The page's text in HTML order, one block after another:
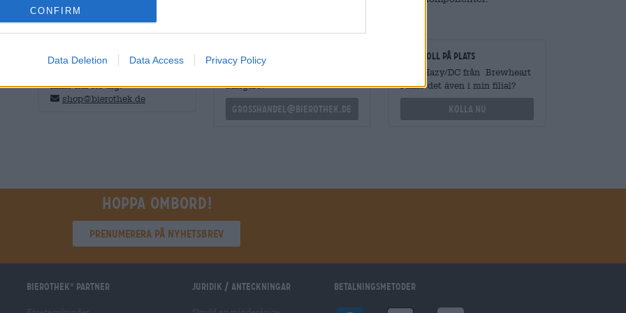
CONFIRM
Data Deletion Data Access Privacy Policy
GRATIS ÖLKONSULTATION
finns här för dig.
shop@bierothek.de
handlare eller krögare
billigare?
grosshandel@bierothek.de
Kontroll på plats
Vara Hazy/DC från Brewheart
Finns det även i min filial?
Kolla nu
Hoppa ombord!
Prenumerera på nyhetsbrev
Bierothek partner Juridik / Anteckningar Betalningsmetoder